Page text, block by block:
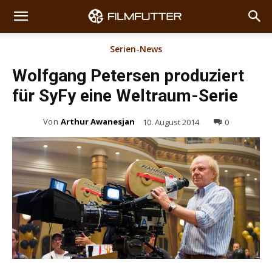
Serien-News
Wolfgang Petersen produziert
für SyFy eine Weltraum-Serie
Von Arthur Awanesjan 10. August 2014 0